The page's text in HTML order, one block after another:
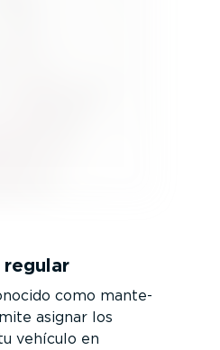
regular
como mante­
asignar los
vehículo en